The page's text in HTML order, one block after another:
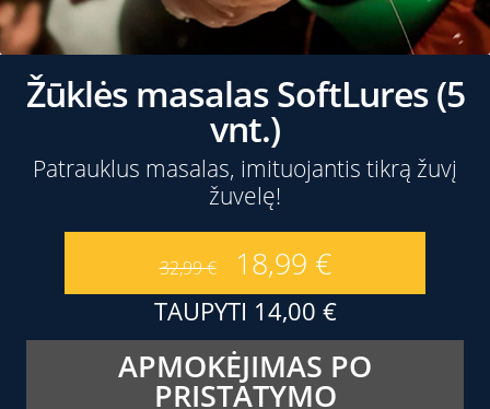
Žūklės masalas SoftLures (5
vnt.)
Patrauklus masalas, imituojantis tikrą žuvį
žuvelę!
32,99€ 18,99 €
TAUPYTI 14,00 €
APMOKĖJIMAS PO
PRISTATYMO